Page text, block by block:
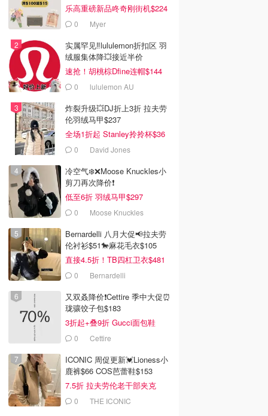
乐高重磅新品咚奇刚街机$224
0 Myer
实属罕见‼️lululemon折扣区 羽
绒服集体降💥接近半价
速抢！胡桃棕Dfine连帽$144
0 lululemon AU
炸裂升级💥DJ折上3折 拉夫劳
伦羽绒马甲$237
全场1折起 Stanley拎拎杯$36
0 David Jones
冷空气❄️❌️Moose Knuckles小
剪刀再次降价❗️
低至6折 羽绒马甲$297
0 Moose Knuckles
Bernardelli 八月大促📢拉夫劳
伦衬衫$51🐎麻花毛衣$105
直接4.5折！TB四杠卫衣$481
0 Bernardelli
又双叒降价❗️Cettire 季中大促⏰
珑骧饺子包$183
3折起+叠9折 Gucci面包鞋
$9910 Cettire
ICONIC 周促更新💓Lioness小
鹿裤$66 COS芭蕾鞋$153
7.5折 拉夫劳伦老干部夹克
$4190 THE ICONIC